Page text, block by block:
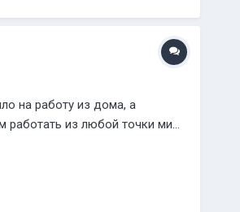
на работу из дома, а
из любой точки ми...